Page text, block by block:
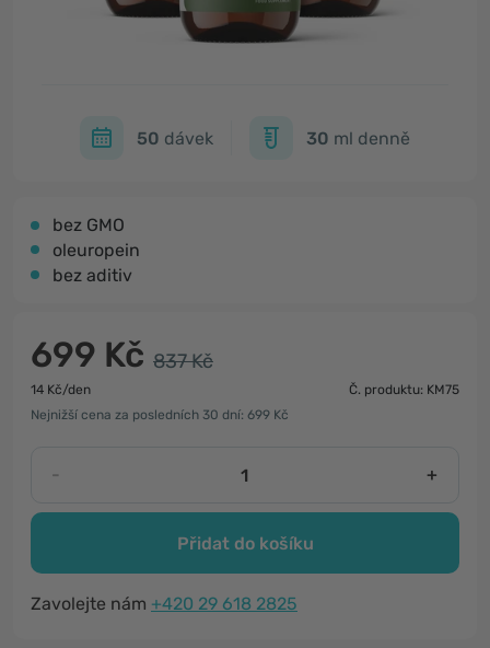
50 dávek 30 ml denně
bez GMO
​oleuropein
bez aditiv
699 Kč 837 Kč
14 Kč/den
Č. produktu: KM75
Nejnižší cena za posledních 30 dní: 699 Kč
- +
Přidat do košíku
Zavolejte nám +420 29 618 2825